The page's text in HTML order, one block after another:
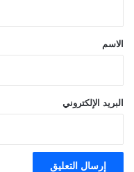
*الاسم
البريد الإلكتروني